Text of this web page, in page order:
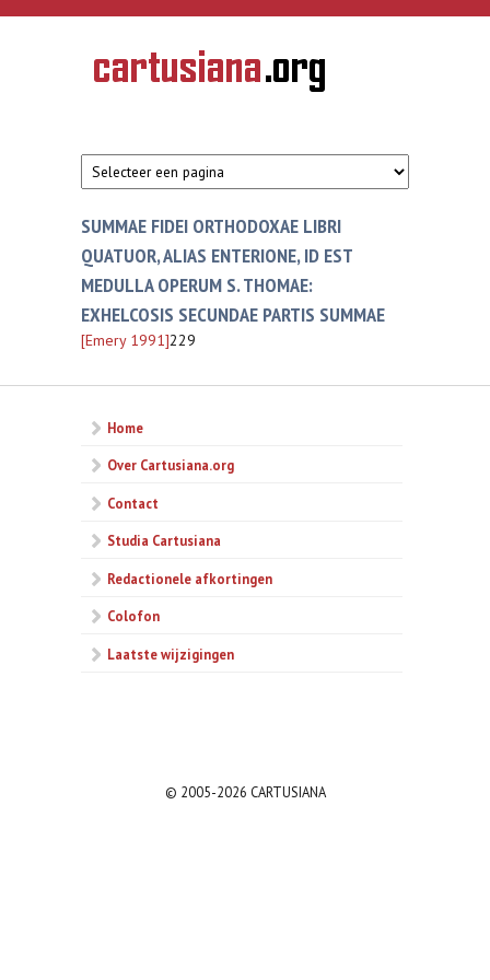
Overslaan en naar de inhoud gaan
CARTUSIANA
Geschiedenis
van de
SUMMAE FIDEI ORTHODOXAE LIBRI
QUATUOR, ALIAS ENTERIONE, ID EST
MEDULLA OPERUM S. THOMAE:
EXHELCOSIS SECUNDAE PARTIS SUMMAE
[Emery 1991]229
Home
Over Cartusiana.org
Contact
Studia Cartusiana
Redactionele afkortingen
Colofon
Laatste wijzigingen
© 2005-2026 CARTUSIANA